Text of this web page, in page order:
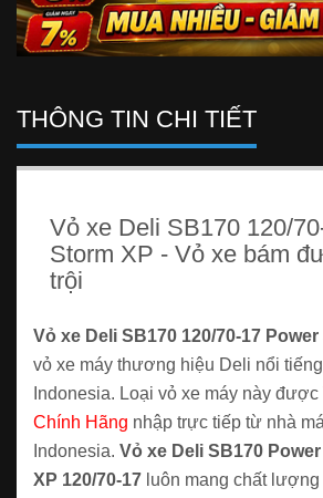
THÔNG TIN CHI TIẾT
Vỏ xe Deli SB170 120/
Storm XP - Vỏ xe bám
trội
Vỏ xe Deli SB170 120/70-17
vỏ xe máy thương hiệu Deli nổi
Indonesia. Loại vỏ xe máy này được
Chính Hãng nhập trực tiếp từ nhà
Indonesia. Vỏ xe Deli SB170
XP 120/70-17 luôn mang chất